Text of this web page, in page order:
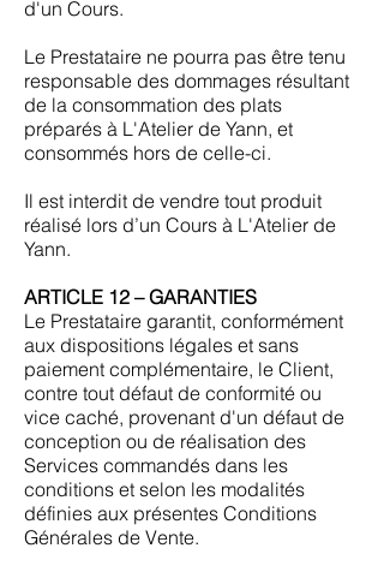
d'un Cours.
Le Prestataire ne pourra pas être tenu
responsable des dommages résultant
de la consommation des plats
préparés à L'Atelier de Yann, et
consommés hors de celle-ci.
Il est interdit de vendre tout produit
réalisé lors d’un Cours à L'Atelier de
Yann.
ARTICLE 12 – GARANTIES
Le Prestataire garantit, conformément
aux dispositions légales et sans
paiement complémentaire, le Client,
contre tout défaut de conformité ou
vice caché, provenant d'un défaut de
conception ou de réalisation des
Services commandés dans les
conditions et selon les modalités
définies aux présentes Conditions
Générales de Vente.